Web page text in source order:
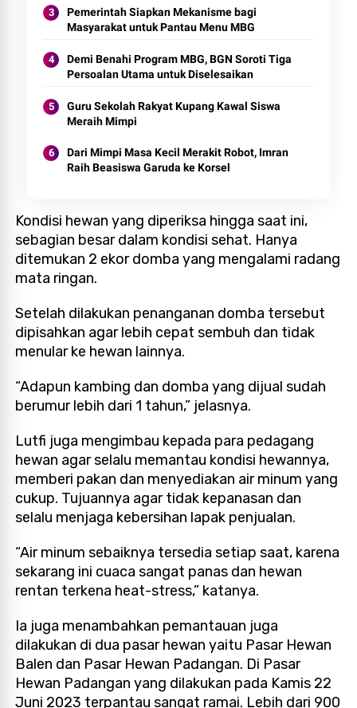
Pemerintah Siapkan Mekanisme bagi
Masyarakat untuk Pantau Menu MBG
Demi Benahi Program MBG, BGN Soroti Tiga
Persoalan Utama untuk Diselesaikan
Guru Sekolah Rakyat Kupang Kawal Siswa
Meraih Mimpi
Dari Mimpi Masa Kecil Merakit Robot, Imran
Raih Beasiswa Garuda ke Korsel
Kondisi hewan yang diperiksa hingga saat ini,
sebagian besar dalam kondisi sehat. Hanya
ditemukan 2 ekor domba yang mengalami radang
mata ringan.
Setelah dilakukan penanganan domba tersebut
dipisahkan agar lebih cepat sembuh dan tidak
menular ke hewan lainnya.
“Adapun kambing dan domba yang dijual sudah
berumur lebih dari 1 tahun,” jelasnya.
Lutfi juga mengimbau kepada para pedagang
hewan agar selalu memantau kondisi hewannya,
memberi pakan dan menyediakan air minum yang
cukup. Tujuannya agar tidak kepanasan dan
selalu menjaga kebersihan lapak penjualan.
“Air minum sebaiknya tersedia setiap saat, karena
sekarang ini cuaca sangat panas dan hewan
rentan terkena heat-stress,” katanya.
Ia juga menambahkan pemantauan juga
dilakukan di dua pasar hewan yaitu Pasar Hewan
Balen dan Pasar Hewan Padangan. Di Pasar
Hewan Padangan yang dilakukan pada Kamis 22
Juni 2023 terpantau sangat ramai. Lebih dari 900